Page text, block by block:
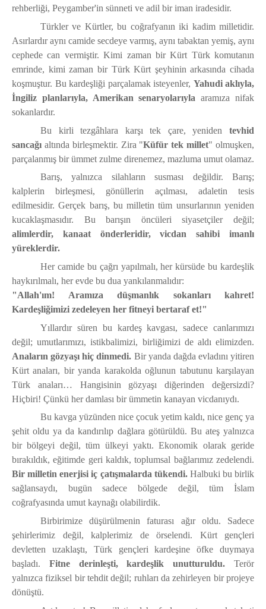
rehberliği, Peygamber'in sünneti ve adil bir iman iradesidir.
Türkler ve Kürtler, bu coğrafyanın iki kadim milletidir.
Asırlardır aynı camide secdeye varmış, aynı tabaktan yemiş, aynı
cephede can vermiştir. Kimi zaman bir Kürt Türk komutanın
emrinde, kimi zaman bir Türk Kürt şeyhinin arkasında cihada
koşmuştur. Bu kardeşliği parçalamak isteyenler, Yahudi aklıyla,
İngiliz planlarıyla, Amerikan senaryolarıyla aramıza nifak
sokanlardır.
Bu kirli tezgâhlara karşı tek çare, yeniden tevhid
sancağı altında birleşmektir. Zira "Küfür tek millet" olmuşken,
parçalanmış bir ümmet zulme direnemez, mazluma umut olamaz.
Barış, yalnızca silahların susması değildir. Barış;
kalplerin birleşmesi, gönüllerin açılması, adaletin tesis
edilmesidir. Gerçek barış, bu milletin tüm unsurlarının yeniden
kucaklaşmasıdır. Bu barışın öncüleri siyasetçiler değil;
alimlerdir, kanaat önderleridir, vicdan sahibi imanlı
yüreklerdir.
Her camide bu çağrı yapılmalı, her kürsüde bu kardeşlik
haykırılmalı, her evde bu dua yankılanmalıdır:
"Allah'ım! Aramıza düşmanlık sokanları kahret!
Kardeşliğimizi zedeleyen her fitneyi bertaraf et!"
Yıllardır süren bu kardeş kavgası, sadece canlarımızı
değil; umutlarımızı, istikbalimizi, birliğimizi de aldı elimizden.
Anaların gözyaşı hiç dinmedi. Bir yanda dağda evladını yitiren
Kürt anaları, bir yanda karakolda oğlunun tabutunu karşılayan
Türk anaları… Hangisinin gözyaşı diğerinden değersizdi?
Hiçbiri! Çünkü her damlası bir ümmetin kanayan vicdanıydı.
Bu kavga yüzünden nice çocuk yetim kaldı, nice genç ya
şehit oldu ya da kandırılıp dağlara götürüldü. Bu ateş yalnızca
bir bölgeyi değil, tüm ülkeyi yaktı. Ekonomik olarak geride
bırakıldık, eğitimde geri kaldık, toplumsal bağlarımız zedelendi.
Bir milletin enerjisi iç çatışmalarda tükendi.Halbuki bu birlik
sağlansaydı, bugün sadece bölgede değil, tüm İslam
coğrafyasında umut kaynağı olabilirdik.
Birbirimize düşürülmenin faturası ağır oldu. Sadece
şehirlerimiz değil, kalplerimiz de örselendi. Kürt gençleri
devletten uzaklaştı, Türk gençleri kardeşine öfke duymaya
başladı. Fitne derinleşti, kardeşlik unutturuldu. Terör
yalnızca fiziksel bir tehdit değil; ruhları da zehirleyen bir projeye
dönüştü.